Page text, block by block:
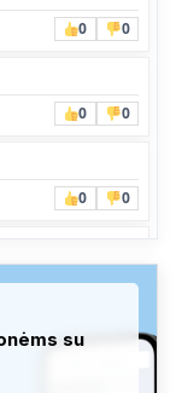
0 0
0 0
0 0
0 0
buvo rašoma
su